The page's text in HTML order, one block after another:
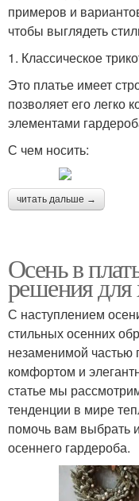
примеров и
чтобы выглядеть
1. Классическое
Это платье имеет
позволяет его легко
элементами
С чем носить:
читать дальше →
Осень в
решения
С наступлением
стильных осенних
незаменимой частью
комфортом и
статье мы
тенденции в мире
помочь вам выбрать
осеннего гардероба.